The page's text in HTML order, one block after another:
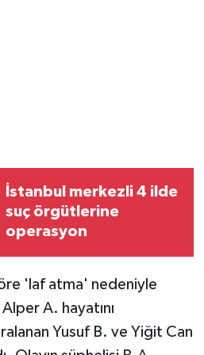
İstanbul merkezli 4 ilde
suç örgütlerine
operasyon
'laf atma' nedeniyle
Alper A. hayatını
Yusuf B. ve Yiğit Can
Sahiplendirme